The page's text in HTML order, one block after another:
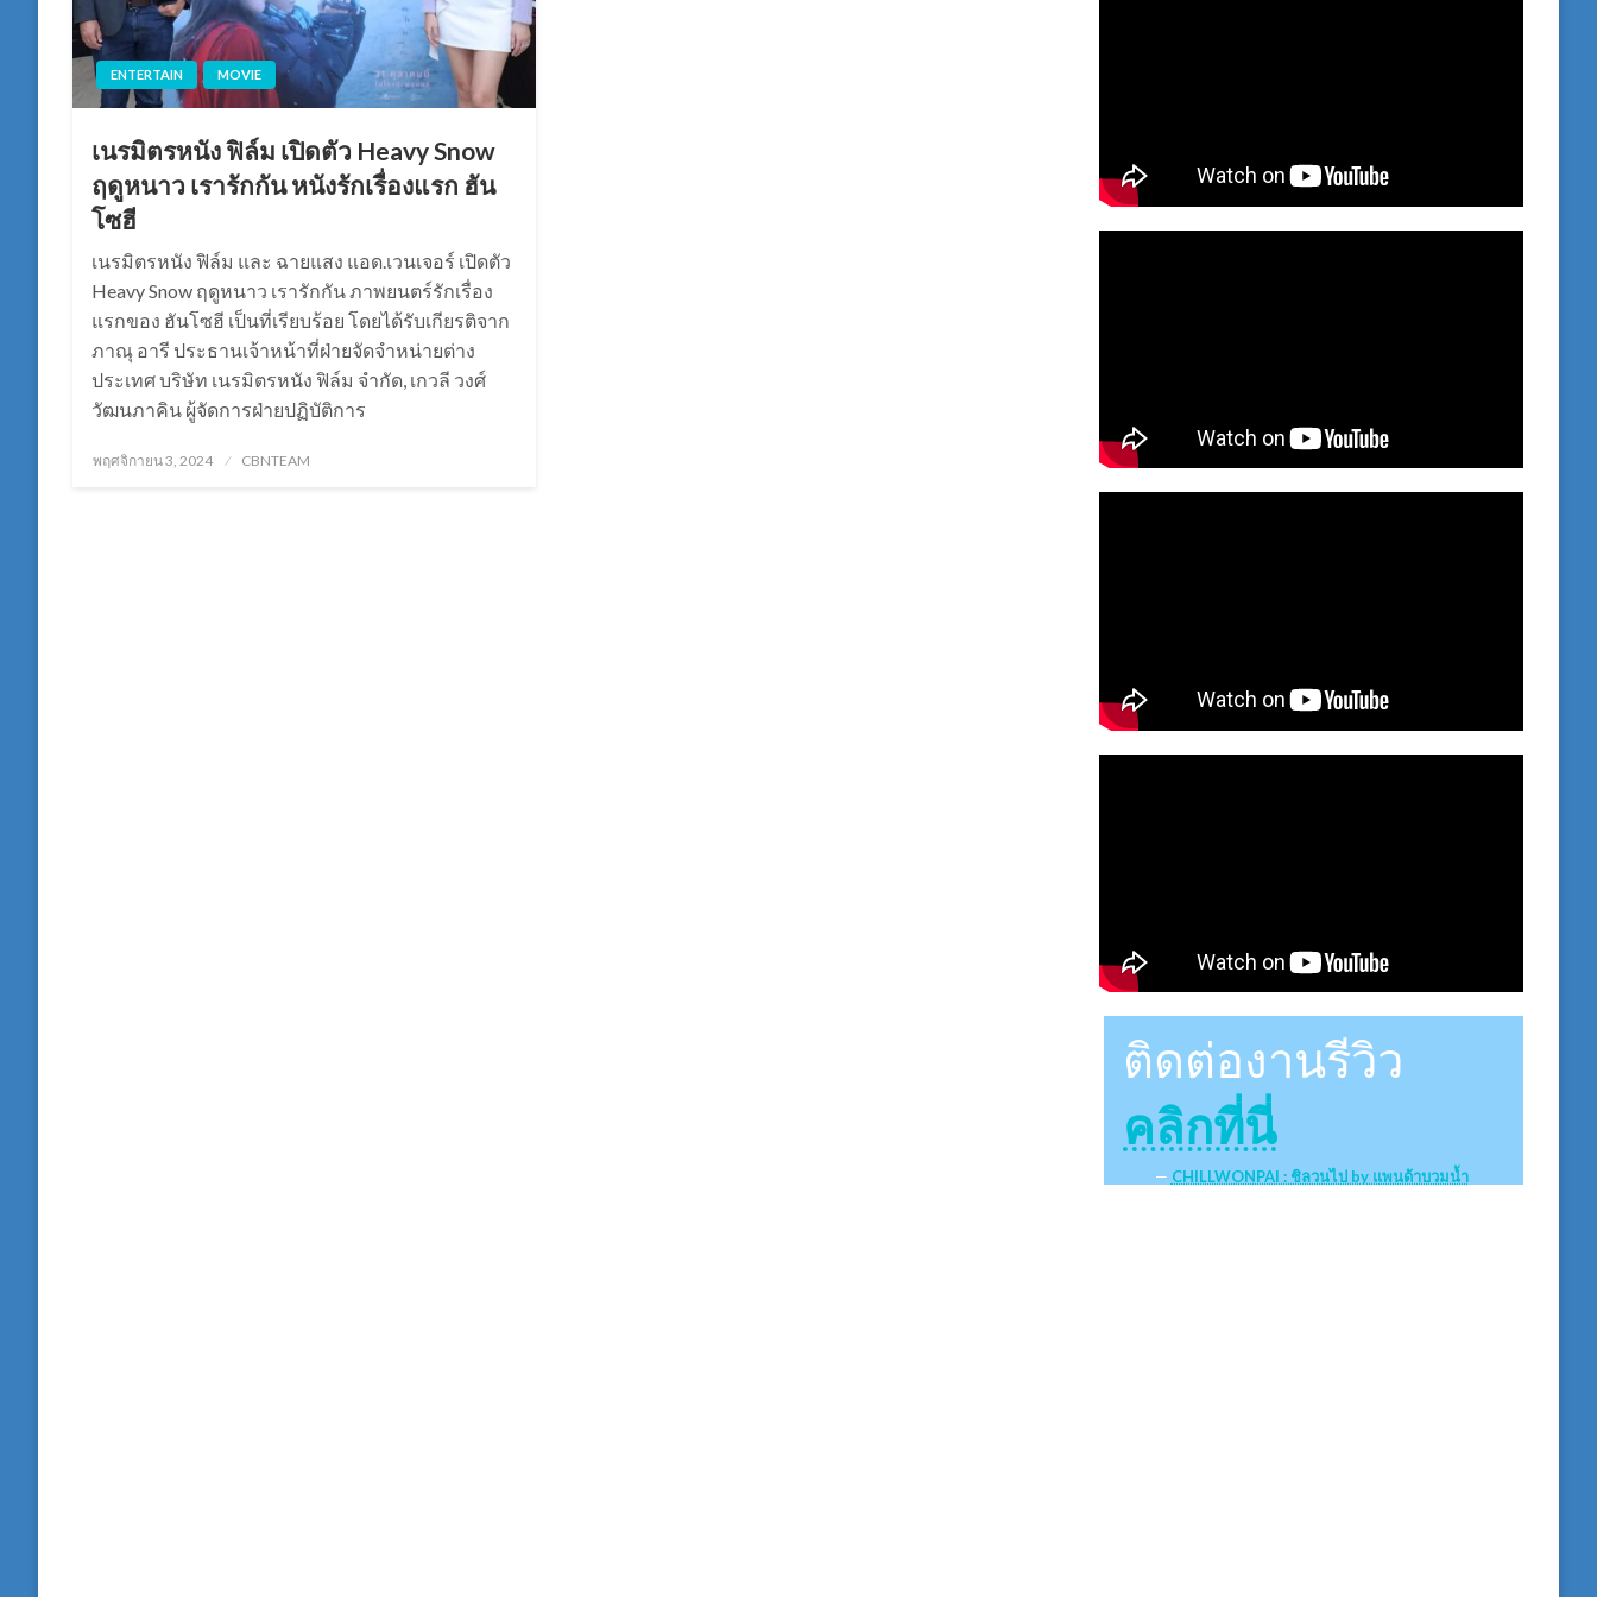
ENTERTAIN MOVIE
เนรมิตรหนัง ฟิล์ม เปิดตัว Heavy Snow
ฤดูหนาว เรารักกัน หนังรักเรื่องแรก ฮัน
โซฮี
เนรมิตรหนัง ฟิล์ม และ ฉายแสง แอด.เวนเจอร์ เปิดตัว
Heavy Snow ฤดูหนาว เรารักกัน ภาพยนตร์รักเรื่อง
แรกของ ฮันโซฮี เป็นที่เรียบร้อย โดยได้รับเกียรติจาก
ภาณุ อารี ประธานเจ้าหน้าที่ฝ่ายจัดจำหน่ายต่าง
ประเทศ บริษัท เนรมิตรหนัง ฟิล์ม จำกัด, เกวลี วงศ์
วัฒนภาคิน ผู้จัดการฝ่ายปฏิบัติการ
Posted
พฤศจิกายน 3, 2024 CBNTEAM
ติดต่องานรีวิว
คลิกที่นี่
CHILLWONPAI : ชิลวนไป by แพนด้าบวมน้ำ